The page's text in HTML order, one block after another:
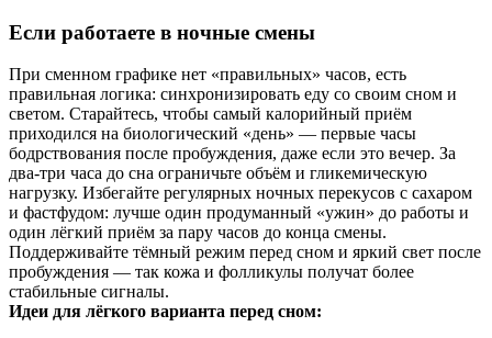
Если работаете в ночные смены
При сменном графике нет «правильных» часов, есть
правильная логика: синхронизировать еду со своим сном и
светом. Старайтесь, чтобы самый калорийный приём
приходился на биологический «день» — первые часы
бодрствования после пробуждения, даже если это вечер. За
два‑три часа до сна ограничьте объём и гликемическую
нагрузку. Избегайте регулярных ночных перекусов с сахаром
и фастфудом: лучше один продуманный «ужин» до работы и
один лёгкий приём за пару часов до конца смены.
Поддерживайте тёмный режим перед сном и яркий свет после
пробуждения — так кожа и фолликулы получат более
стабильные сигналы.
Идеи для лёгкого варианта перед сном: